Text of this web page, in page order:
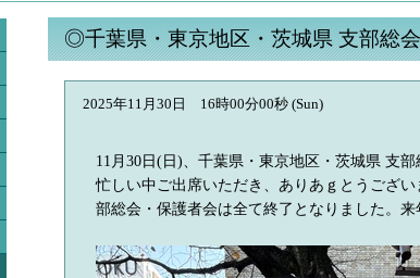
◎千葉県・東京地区・茨城県 支部総
2025年11月30日 16時00分00秒 (Sun)
11月30日(日)、千葉県・東京地区・茨城県 支
忙しい中ご出席いただき、ありあｇとうござ
部総会・保護者会は全て終了となりました。来